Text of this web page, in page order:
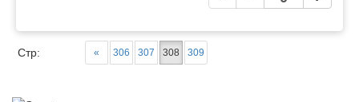
Стр: « 306 307 308 309